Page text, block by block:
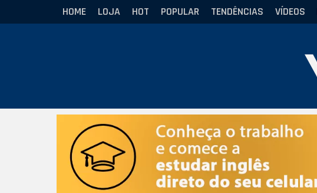
HOME LOJA HOT POPULAR TENDÊNCIAS VÍDEOS